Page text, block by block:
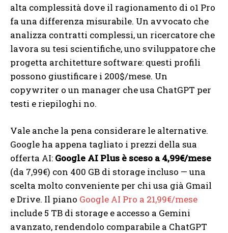
alta complessità dove il ragionamento di o1 Pro
fa una differenza misurabile. Un avvocato che
analizza contratti complessi, un ricercatore che
lavora su tesi scientifiche, uno sviluppatore che
progetta architetture software: questi profili
possono giustificare i 200$/mese. Un
copywriter o un manager che usa ChatGPT per
testi e riepiloghi no.
Vale anche la pena considerare le alternative.
Google ha appena tagliato i prezzi della sua
offerta AI: Google AI Plus è sceso a 4,99€/mese
(da 7,99€) con 400 GB di storage incluso — una
scelta molto conveniente per chi usa già Gmail
e Drive. Il piano Google AI Pro a 21,99€/mese
include 5 TB di storage e accesso a Gemini
avanzato, rendendolo comparabile a ChatGPT